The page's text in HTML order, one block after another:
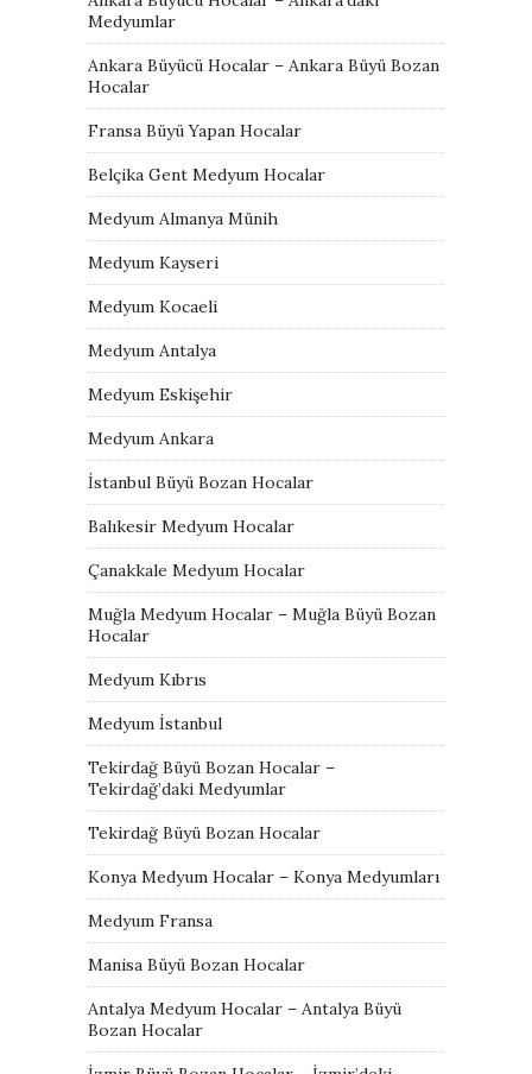
Medyumlar
Ankara Büyücü Hocalar – Ankara Büyü Bozan
Hocalar
Fransa Büyü Yapan Hocalar
Belçika Gent Medyum Hocalar
Medyum Almanya Münih
Medyum Kayseri
Medyum Kocaeli
Medyum Antalya
Medyum Eskişehir
Medyum Ankara
İstanbul Büyü Bozan Hocalar
Balıkesir Medyum Hocalar
Çanakkale Medyum Hocalar
Muğla Medyum Hocalar – Muğla Büyü Bozan
Hocalar
Medyum Kıbrıs
Medyum İstanbul
Tekirdağ Büyü Bozan Hocalar –
Tekirdağ’daki Medyumlar
Tekirdağ Büyü Bozan Hocalar
Konya Medyum Hocalar – Konya Medyumları
Medyum Fransa
Manisa Büyü Bozan Hocalar
Antalya Medyum Hocalar – Antalya Büyü
Bozan Hocalar